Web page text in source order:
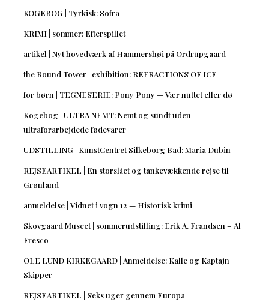
KOGEBOG | Tyrkisk: Sofra
KRIMI | sommer: Efterspillet
artikel | Nyt hovedværk af Hammershøi på Ordrupgaard
the Round Tower | exhibition: REFRACTIONS OF ICE
for børn | TEGNESERIE: Pony Pony — Vær nuttet eller dø
Kogebog | ULTRA NEMT: Nemt og sundt uden
ultraforarbejdede fødevarer
UDSTILLING | KunstCentret Silkeborg Bad: Maria Dubin
REJSEARTIKEL | En storslået og tankevækkende rejse til
Grønland
anmeldelse | Vidnet i vogn 12 — Historisk krimi
Skovgaard Museet | sommerudstilling: Erik A. Frandsen – Al
Fresco
OLE LUND KIRKEGAARD | Anmeldelse: Kalle og Kaptajn
Skipper
REJSEARTIKEL | Seks uger gennem Europa